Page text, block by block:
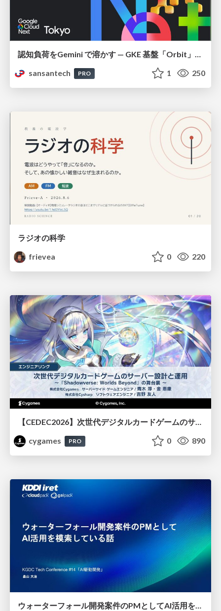
認知負荷をGemini で溶かす — GKE 基盤「Orbit」における AI エージェントの実践
sansantech
PRO 1 250
ラジオの科学
frievea
0 220
cygames
PRO 0 890
ウォーターフォール開発案件のPMとしてAI活用を模索している話